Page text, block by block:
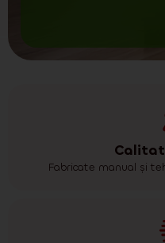
Fabricate manual și